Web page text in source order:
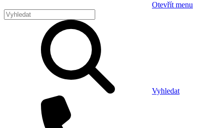
Otevřít menu
Vyhledat